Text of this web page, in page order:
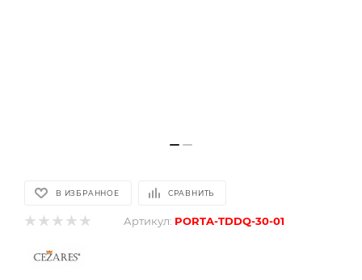
В ИЗБРАННОЕ СРАВНИТЬ
Артикул: PORTA-TDDQ-30-01